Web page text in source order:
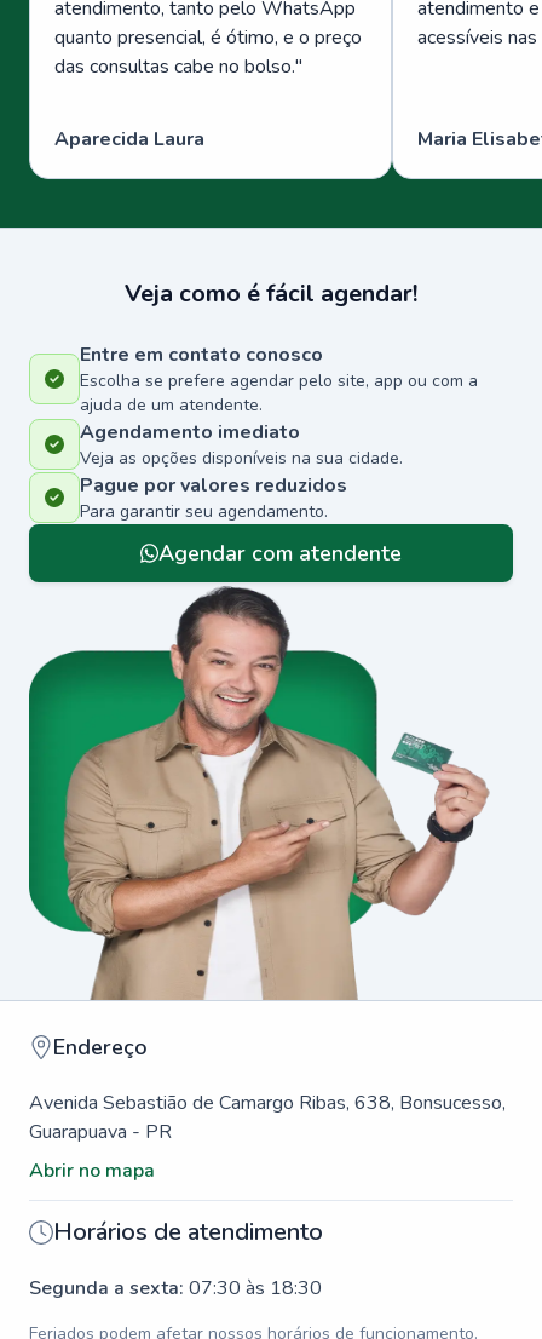
atendimento, tanto pelo WhatsApp
quanto presencial, é ótimo, e o preço
das consultas cabe no bolso."
Aparecida Laura
atendimento
acessíveis
Maria
Veja como é fácil agendar!
Entre em contato conosco
Escolha se prefere agendar pelo site, app ou com a
ajuda de um atendente.
Agendamento imediato
Veja as opções disponíveis na sua cidade.
Pague por valores reduzidos
Para garantir seu agendamento.
Agendar com atendente
Endereço
Avenida Sebastião de Camargo Ribas, 638, Bonsucesso,
Guarapuava - PR
Abrir no mapa
Horários de atendimento
Segunda a sexta: 07:30 às 18:30
Feriados podem afetar nossos horários de funcionamento.